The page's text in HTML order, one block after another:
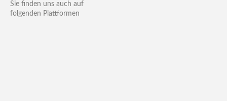
Sie finden uns auch auf
folgenden Plattformen